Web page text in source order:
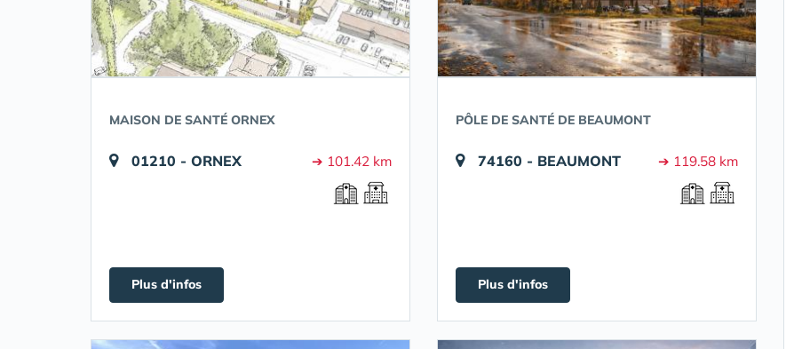
MAISON DE SANTÉ ORNEX
01210 - ORNEX ➔ 101.42 km
Plus d'infos
PÔLE DE SANTÉ DE BEAUMONT
74160 - BEAUMONT ➔ 119.58 km
Plus d'infos